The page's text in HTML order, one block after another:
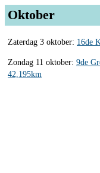
Oktober
Zaterdag 3 oktober: 16de
Zondag 11 oktober: 9de
42,195km